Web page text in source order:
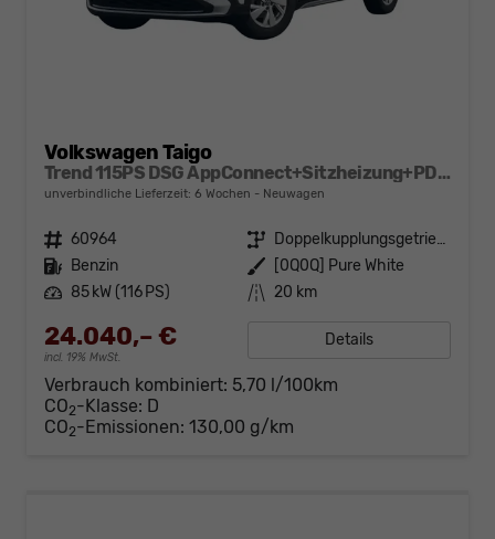
Volkswagen Taigo
Trend 115PS DSG AppConnect+Sitzheizung+PDC+Alu16+LED+DAB+FrontAssist
unverbindliche Lieferzeit: 6 Wochen Neuwagen
Fahrzeugnr. 60964 Getriebe
Doppelkupplungsgetriebe (DSG)
Kraftstoff Benzin Außenfarbe
[0Q0Q] Pure White
Leistung 85 kW (116 PS) Kilometerstand 20 km
24.040,– €
incl. 19% MwSt.
Details
Verbrauch kombiniert: 5,70 l/100km
CO2-Klasse: D
CO2-Emissionen: 130,00 g/km